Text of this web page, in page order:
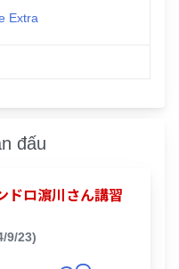
Extra
đấu
ドロ濵川さん講習
9/23)